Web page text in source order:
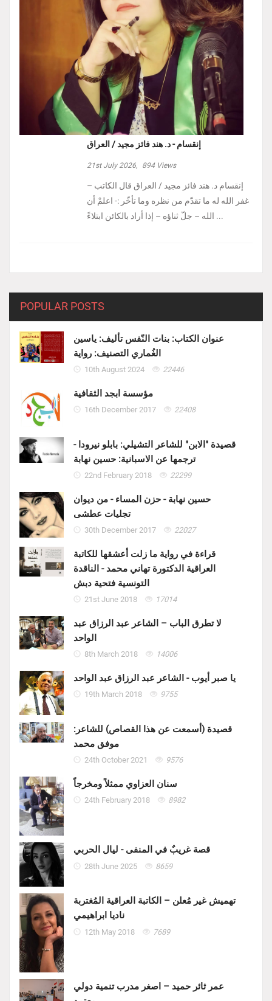
إنقسام - د. هند فائز مجيد / العراق
21st July 2026, 894Views
إنقسام د. هند فائز مجيد / العراق ‏قال الكاتب –
غفر الله له ما تقدّم من نظره وما تأخّر :- ‏اعلمْ أن
الله – جلّ ثناؤه – إذا أراد بالكائن ابتلاءً ...
POPULAR POSTS
عنوان الكتاب: بنات النّفس تأليف: ياسين
الغُماري التصنيف: رواية
10th August 2024 22446
مؤسسة ابجد الثقافية
16th December 2017 22408
قصيدة "الابن" للشاعر التشيلي: بابلو نيرودا -
ترجمها عن الاسبانية: حسين نهابة
22nd February 2018 22299
حسين نهابة - حزن المساء - من ديوان
تجليات عطشى
30th December 2017 22027
قراءة في رواية ما زلت أعشقها للكاتبة
العراقية الدكتورة تهاني محمد - الناقدة
التونسية فتحية دبش
21st June 2018 17014
لا تطرق الباب – الشاعر عبد الرزاق عبد
الواحد
8th March 2018 14006
يا صبر أيوب - الشاعر عبد الرزاق عبد الواحد
19th March 2018 9755
قصيدة (أسمعت عن هذا القصاص) للشاعر:
موفق محمد
24th October 2021 9576
سنان العزاوي ممثلاً ومخرجاً
24th February 2018 8982
قصة غريبٌ في المنفى - ليال الحربي
28th June 2025 8659
تهميش غير مُعلن – الكاتبة العراقية المُغتربة
ناديا ابراهيمي
12th May 2018 7689
عمر ثائر حميد – اصغر مدرب تنمية دولي